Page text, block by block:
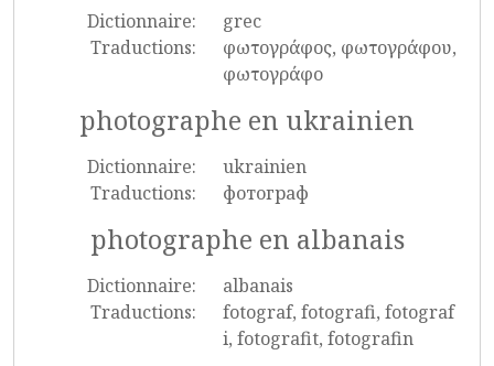
Dictionnaire:
grec
Traductions:
φωτογράφος, φωτογράφου,
φωτογράφο
photographe en ukrainien
Dictionnaire:
ukrainien
Traductions:
фотограф
photographe en albanais
Dictionnaire:
albanais
Traductions:
fotograf, fotografi, fotograf
i, fotografit, fotografin